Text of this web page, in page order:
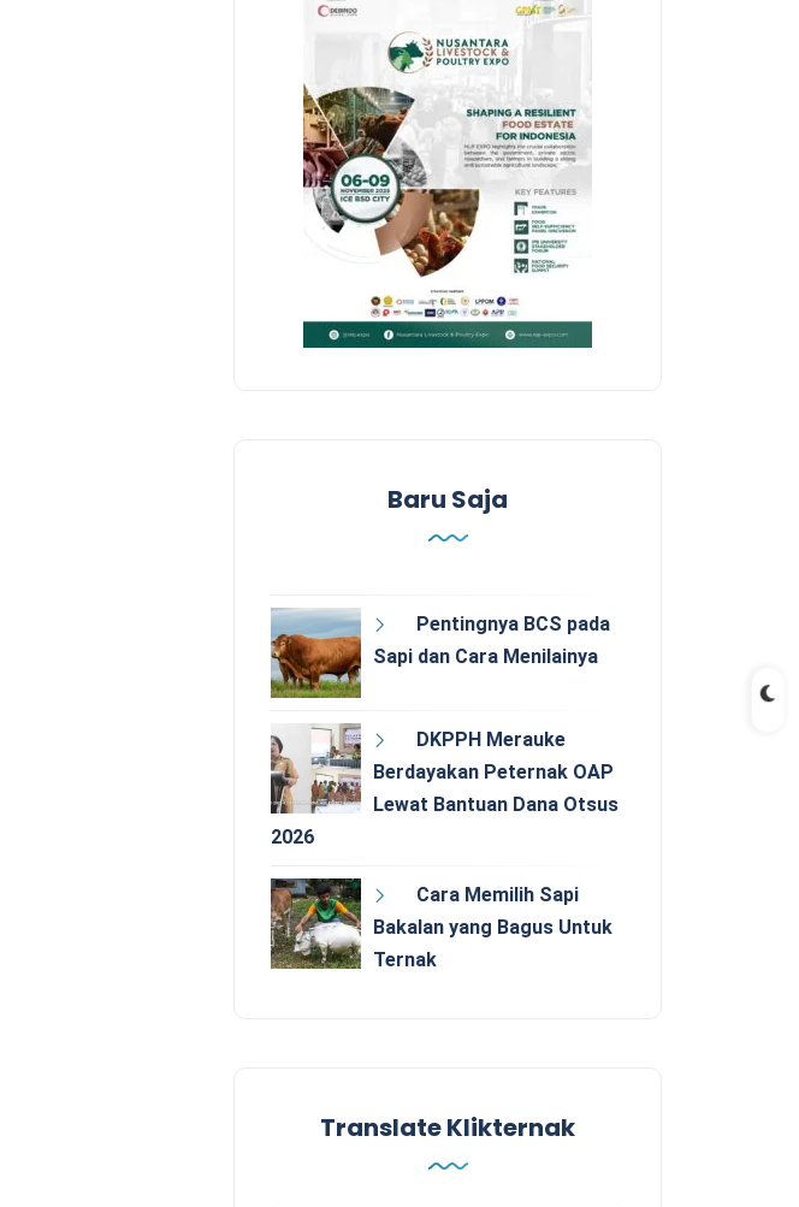
Baru Saja
Pentingnya BCS pada
Sapi dan Cara Menilainya
DKPPH Merauke
Berdayakan Peternak OAP
Lewat Bantuan Dana Otsus
2026
Cara Memilih Sapi
Bakalan yang Bagus Untuk
Ternak
Translate Klikternak